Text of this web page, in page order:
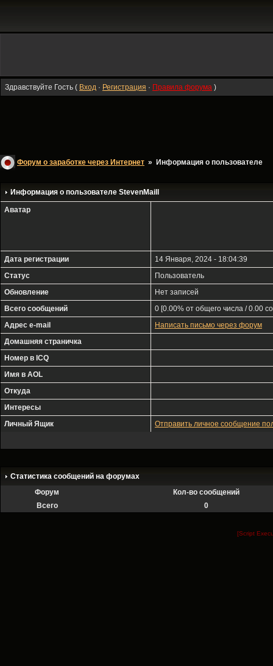
Здравствуйте Гость ( Вход · Регистрация · Правила форума )
Форум о заработке через Интернет » Информация о пользователе
Информация о пользователе StevenMaill
Аватар
Дата регистрации
14 Января, 2024 - 18:04:39
Статус
Пользователь
Обновление
Нет записей
Всего сообщений
0 [0.00% от общего числа / 0.00
Адрес e-mail
Написать письмо через форум
Домашняя страничка
Номер в ICQ
Имя в AOL
Откуда
Интересы
Личный Ящик
Отправить личное сообщение
Статистика сообщений на форумах
Форум
Кол-во сообщений
Всего
0
[Script